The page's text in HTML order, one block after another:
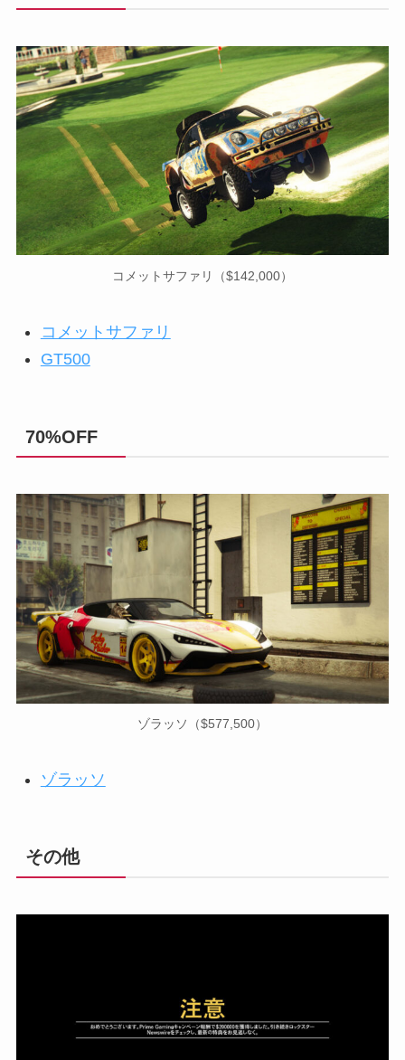
コメットサファリ（$142,000）
コメットサファリ
GT500
70%OFF
ゾラッソ（$577,500）
ゾラッソ
その他